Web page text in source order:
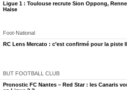
Ligue 1 : Toulouse recrute Sion Oppong,
Haise
Foot-National
RC Lens Mercato : c’est confirmé pour la piste
BUT FOOTBALL CLUB
Pronostic FC Nantes – Red Star : les Canaris